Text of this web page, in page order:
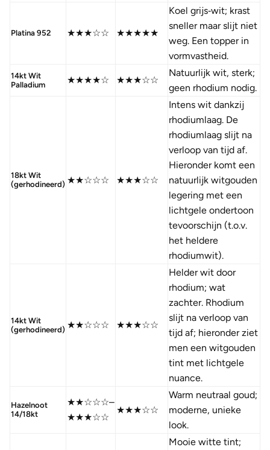
Platina 952 ★★★☆☆ ★★★★★
Koel grijs‑wit; krast
sneller maar slijt niet
weg. Een topper in
vormvastheid.
14kt Wit
Palladium
★★★★☆ ★★★☆☆
Natuurlijk wit, sterk;
geen rhodium nodig.
18kt Wit
(gerhodineerd) ★★☆☆☆ ★★★☆☆
Intens wit dankzij
rhodiumlaag. De
rhodiumlaag slijt na
verloop van tijd af.
Hieronder komt een
natuurlijk witgouden
legering met een
lichtgele ondertoon
tevoorschijn (t.o.v.
het heldere
rhodiumwit).
14kt Wit
(gerhodineerd) ★★☆☆☆ ★★★☆☆
Helder wit door
rhodium; wat
zachter. Rhodium
slijt na verloop van
tijd af; hieronder ziet
men een witgouden
tint met lichtgele
nuance.
Hazelnoot
14/18kt
★★☆☆☆–
★★★☆☆
★★★☆☆
Warm neutraal goud;
moderne, unieke
look.
Mooie witte tint;